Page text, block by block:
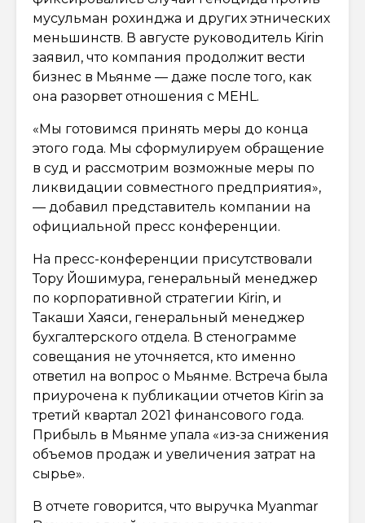
мусульман рохинджа и других этнических
меньшинств. В августе руководитель Kirin
заявил, что компания продолжит вести
бизнес в Мьянме — даже после того, как
она разорвет отношения с MEHL.
«Мы готовимся принять меры до конца
этого года. Мы сформулируем обращение
в суд и рассмотрим возможные меры по
ликвидации совместного предприятия»,
— добавил представитель компании на
официальной пресс конференции.
На пресс-конференции присутствовали
Тору Йошимура, генеральный менеджер
по корпоративной стратегии Kirin, и
Такаши Хаяси, генеральный менеджер
бухгалтерского отдела. В стенограмме
совещания не уточняется, кто именно
ответил на вопрос о Мьянме. Встреча была
приурочена к публикации отчетов Kirin за
третий квартал 2021 финансового года.
Прибыль в Мьянме упала «из-за снижения
объемов продаж и увеличения затрат на
сырье».
В отчете говорится, что выручка Myanmar